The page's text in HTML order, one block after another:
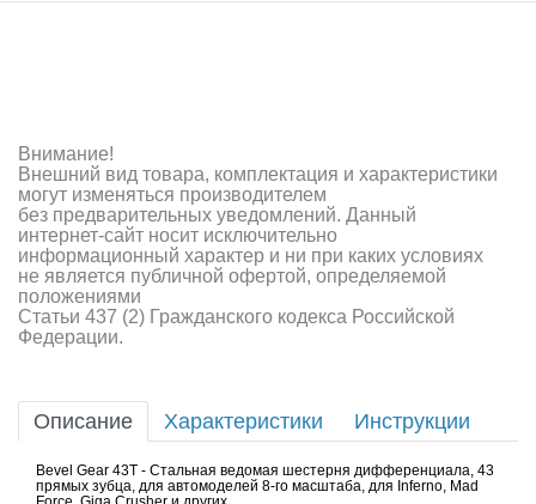
Аппаратура и электроника
Аккумуляторы и батарейки
Зарядные устройства и блоки питания
Двигатели
Инструмент,измерительные приборы,расходники
Оптовая продажа запчастей для моделей
Внимание!
Внешний вид товара, комплектация и характеристики
могут изменяться производителем
без предварительных уведомлений. Данный
интернет-сайт носит исключительно
информационный характер и ни при каких условиях
не является публичной офертой, определяемой
положениями
Статьи 437 (2) Гражданского кодекса Российской
Федерации.
Описание Характеристики Инструкции
Bevel Gear 43T - Стальная ведомая шестерня дифференциала, 43
прямых зубца, для автомоделей 8-го масштаба, для Inferno, Mad